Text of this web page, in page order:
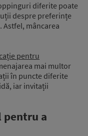
diferite poate
despre preferințe
Astfel, mâncarea
pentru
mai multor
în puncte diferite
iar invitații
pentru a